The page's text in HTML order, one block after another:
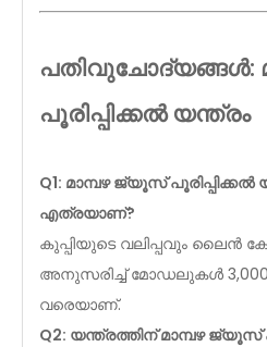
പതിവുചോദ്യങ്ങൾ:
പൂരിപ്പിക്കൽ യന്ത്രം
Q1: മാമ്പഴ ജ്യൂസ്
എത്രയാണ്?
കുപ്പിയുടെ വലിപ്പവും ലൈൻ
അനുസരിച്ച് മോഡലുകൾ 3,000
വരെയാണ്.
Q2: യന്ത്രത്തിന് മാമ്പഴ